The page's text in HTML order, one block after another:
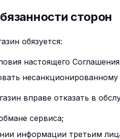
сторон
обязуется:
настоящего
вправе отказать в
сервиса;
информации третьим